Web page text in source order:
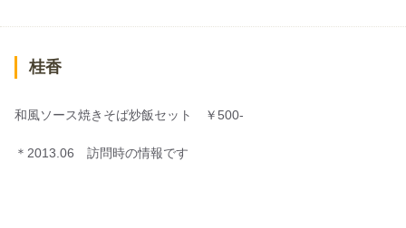
桂香
和風ソース焼きそば炒飯セット ￥500-
＊2013.06 訪問時の情報です